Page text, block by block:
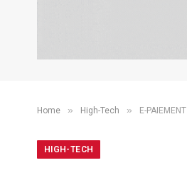
Home » High-Tech » E-
HIGH-TECH